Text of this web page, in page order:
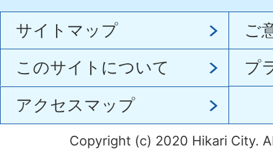
サイトマップ
ご
このサイトについて
プ
アクセスマップ
Copyright (c) 2020 Hikari City.